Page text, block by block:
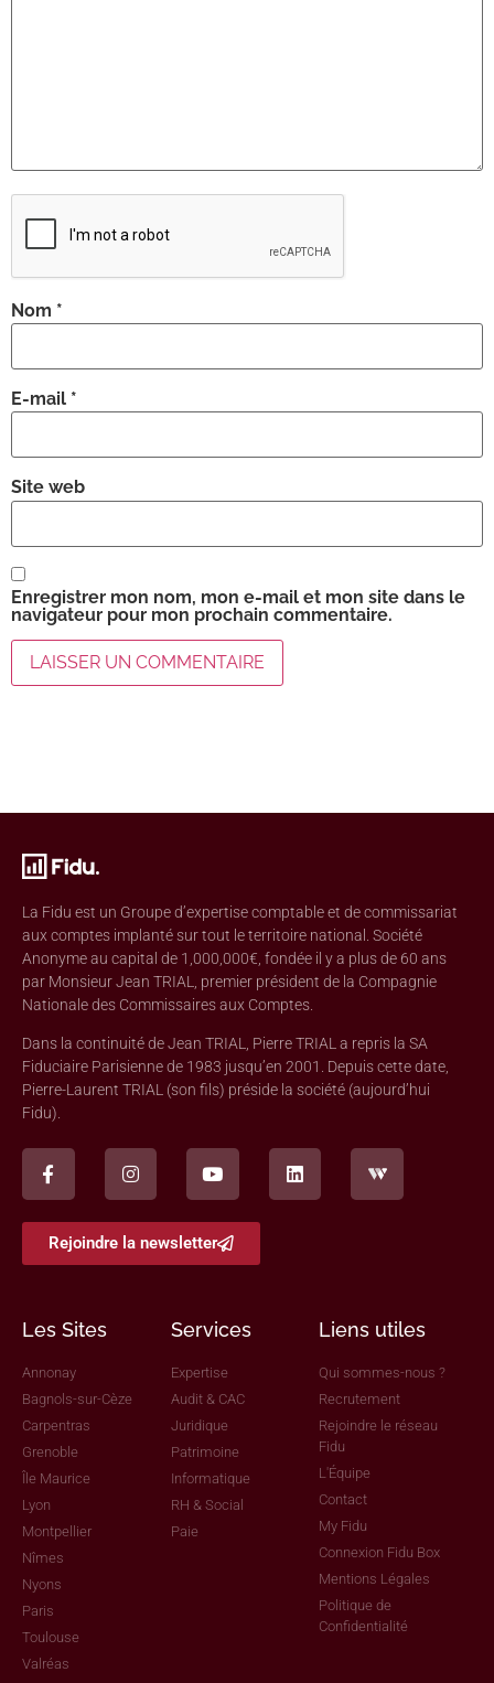
Nom *
E-mail *
Site web
Enregistrer mon nom, mon e-mail et mon site dans le
navigateur pour mon prochain commentaire.
La Fidu est un Groupe d’expertise comptable et de commissariat
aux comptes implanté sur tout le territoire national. Société
Anonyme au capital de 1,000,000€, fondée il y a plus de 60 ans
par Monsieur Jean TRIAL, premier président de la Compagnie
Nationale des Commissaires aux Comptes.
Dans la continuité de Jean TRIAL, Pierre TRIAL a repris la SA
Fiduciaire Parisienne de 1983 jusqu’en 2001. Depuis cette date,
Pierre-Laurent TRIAL (son fils) préside la société (aujourd’hui
Fidu).
Rejoindre la newsletter
Les Sites
Annonay
Bagnols-sur-Cèze
Carpentras
Grenoble
Île Maurice
Lyon
Montpellier
Nîmes
Nyons
Paris
Toulouse
Valréas
Services
Expertise
Audit & CAC
Juridique
Patrimoine
Informatique
RH & Social
Paie
Liens utiles
Qui sommes-nous ?
Recrutement
Rejoindre le réseau
Fidu
L'Équipe
Contact
My Fidu
Connexion Fidu Box
Mentions Légales
Politique de
Confidentialité